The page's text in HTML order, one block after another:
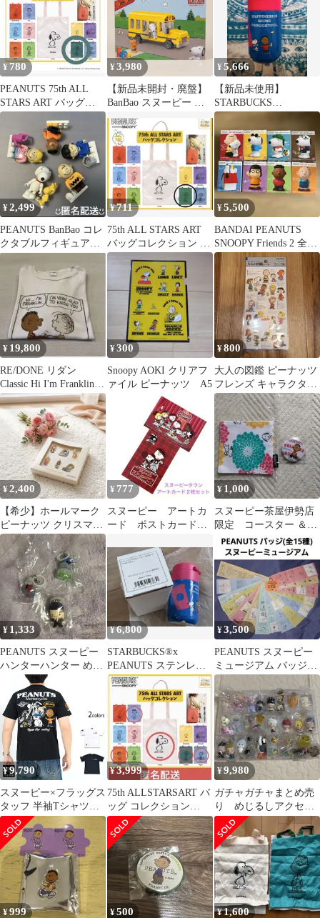
¥780
PEANUTS 75th ALL
STARS ART バッグ
Franklin
¥3,980
【新品未開封・廃盤】
BanBao スヌーピー ス
クールバス レゴ互換 ト
イザらス
¥5,666
【新品未使用】
STARBUCKS
PEANUTS ステンレス
プチボトル200ml
¥2,499
PEANUTS BanBao コレ
クタブルフィギュアブ
ロック トイザらス
¥711
75th ALL STARS ART
バッグコレクション ス
ヌーピー ガチャ
¥5,500
BANDAI PEANUTS
SNOOPY Friends 2 全8
種
¥ 19,800
RE/DONE リダン
Classic Hi I'm Franklin T
シャツ
¥300
Snoopy AOKI クリアフ
ァイル ピーナッツ A5
¥800
大人の図鑑 ピーナッツ
フレンズ キャラクター
シール
¥2,400
【希少】ホールマーク
ピーナッツ クリスマス
ページェント ミニチュ
ア 6点
¥ 777
スヌーピー アートカ
ード ポストカード
ン ピーナッツ
¥ 1,000
スヌーピー茶屋伊勢店
限定 コースター ＆ピ
ーナッツカフェ名古屋
店限定 缶バッチ
¥ 1,333
PEANUTS スヌーピー
ハンターハンター めじ
るしアクセサリー
¥6,800
STARBUCKS®x
PEANUTS ステンレス
プチボトルブルー
¥3,500
PEANUTS スヌーピー
ミュージアム バッジ
(全15種コンプリート
版)
¥9,790
スヌーピー×フラッグス
タッフ 半袖Tシャツ
◆Flagstaff
¥3,999
75th ALLSTARSART バ
ッグ コレクション
PEANUTS ガチャ
¥9,980
ガチャガチャまとめ売
り めじるしアクセサ
リー 35個セット
¥999 ¥500 ¥1,600